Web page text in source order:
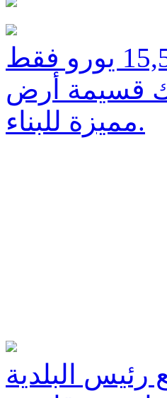
قسيمة أرض
مميزة للبناء.
رئيس البلدية